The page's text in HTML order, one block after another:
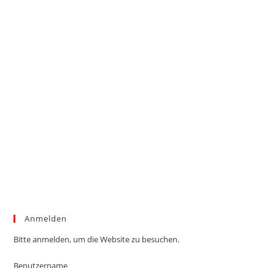
Anmelden
Bitte anmelden, um die Website zu besuchen.
Benutzername